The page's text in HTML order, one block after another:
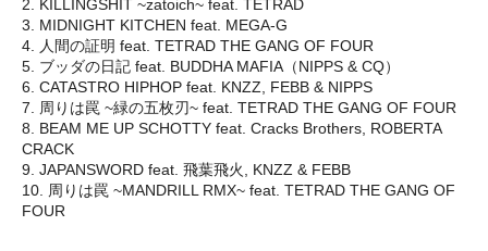
2. KILLINGSHIT ~zatoich~ feat. TETRAD
3. MIDNIGHT KITCHEN feat. MEGA-G
4. 人間の証明 feat. TETRAD THE GANG OF FOUR
5. ブッダの日記 feat. BUDDHA MAFIA（NIPPS & CQ）
6. CATASTRO HIPHOP feat. KNZZ, FEBB & NIPPS
7. 周りは罠 ~緑の五枚刃~ feat. TETRAD THE GANG OF FOUR
8. BEAM ME UP SCHOTTY feat. Cracks Brothers, ROBERTA
CRACK
9. JAPANSWORD feat. 飛葉飛火, KNZZ & FEBB
10. 周りは罠 ~MANDRILL RMX~ feat. TETRAD THE GANG OF
FOUR